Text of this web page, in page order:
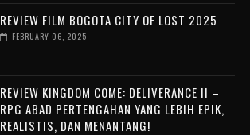
REVIEW FILM BOGOTA CITY OF LOST 2025
FEBRUARY 06, 2025
REVIEW KINGDOM COME: DELIVERANCE II –
RPG ABAD PERTENGAHAN YANG LEBIH EPIK,
REALISTIS, DAN MENANTANG!